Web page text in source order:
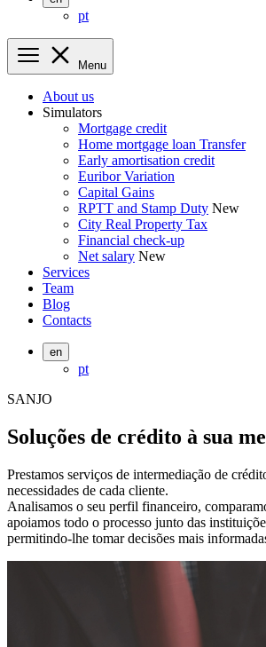
pt
Menu
About us
Simulators
Mortgage credit
Home mortgage loan Transfer
Early amortisation credit
Euribor Variation
Capital Gains
RPTT and Stamp Duty New
City Real Property Tax
Financial check-up
Net salary New
Services
Team
Blog
Contacts
en
pt
SANJO
Soluções de crédito à sua
Prestamos serviços de intermediação de
necessidades de cada cliente.
Analisamos o seu perfil financeiro,
apoiamos todo o processo junto das
permitindo-lhe tomar decisões mais